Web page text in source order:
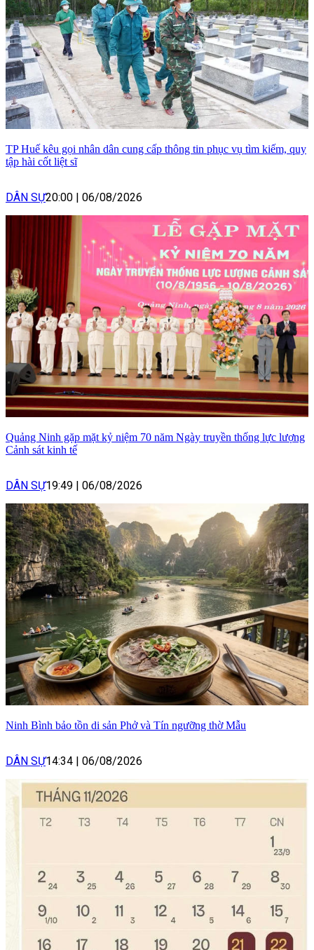
TP Huế kêu gọi nhân dân cung cấp thông tin phục vụ tìm kiếm, quy
tập hài cốt liệt sĩ
DÂN SỰ20:00 | 06/08/2026
Quảng Ninh gặp mặt kỷ niệm 70 năm Ngày truyền thống lực lượng
Cảnh sát kinh tế
DÂN SỰ19:49 | 06/08/2026
Ninh Bình bảo tồn di sản Phở và Tín ngưỡng thờ Mẫu
DÂN SỰ14:34 | 06/08/2026